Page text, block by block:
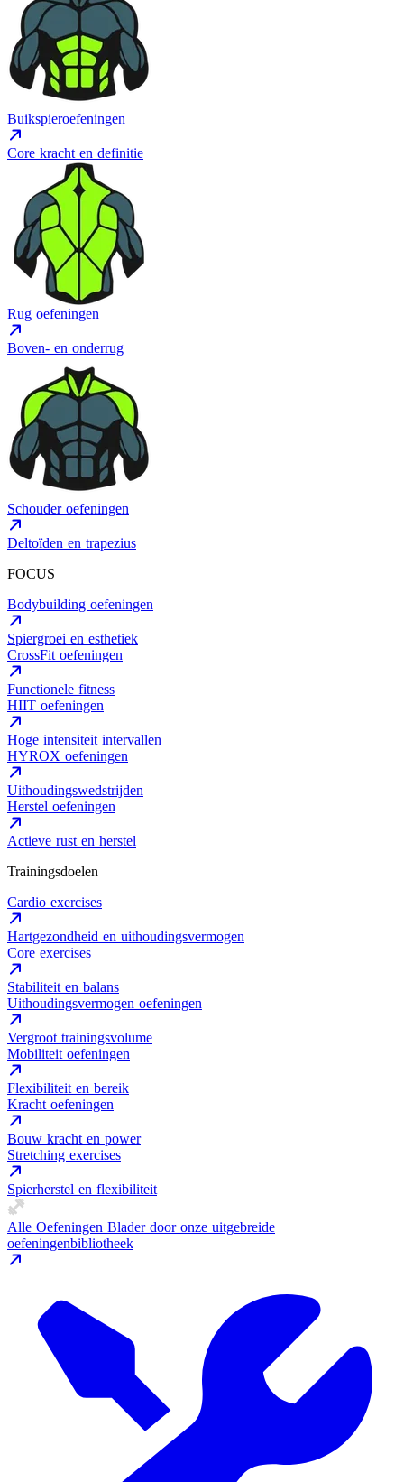
Buikspieroefeningen
Core kracht en definitie
Rug oefeningen
Boven- en onderrug
Schouder oefeningen
Deltoïden en trapezius
FOCUS
Bodybuilding oefeningen
Spiergroei en esthetiek
CrossFit oefeningen
Functionele fitness
HIIT oefeningen
Hoge intensiteit intervallen
HYROX oefeningen
Uithoudingswedstrijden
Herstel oefeningen
Actieve rust en herstel
Trainingsdoelen
Cardio exercises
Hartgezondheid en uithoudingsvermogen
Core exercises
Stabiliteit en balans
Uithoudingsvermogen oefeningen
Vergroot trainingsvolume
Mobiliteit oefeningen
Flexibiliteit en bereik
Kracht oefeningen
Bouw kracht en power
Stretching exercises
Spierherstel en flexibiliteit
Alle Oefeningen Blader door onze uitgebreide
oefeningenbibliotheek